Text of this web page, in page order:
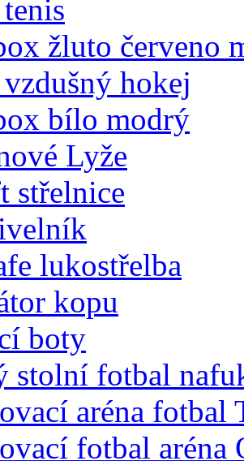
žluto červeno
hokej
bílo modrý
Lyže
střelnice
lukostřelba
kopu
boty
stolní fotbal
aréna fotbal
fotbal aréna